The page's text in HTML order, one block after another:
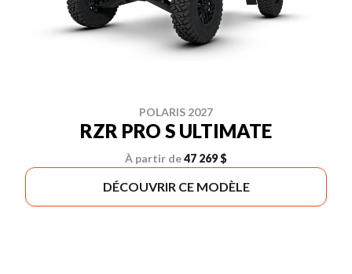
POLARIS 2027
RZR PRO S ULTIMATE
À partir de47 269 $
DÉCOUVRIR CE MODÈLE